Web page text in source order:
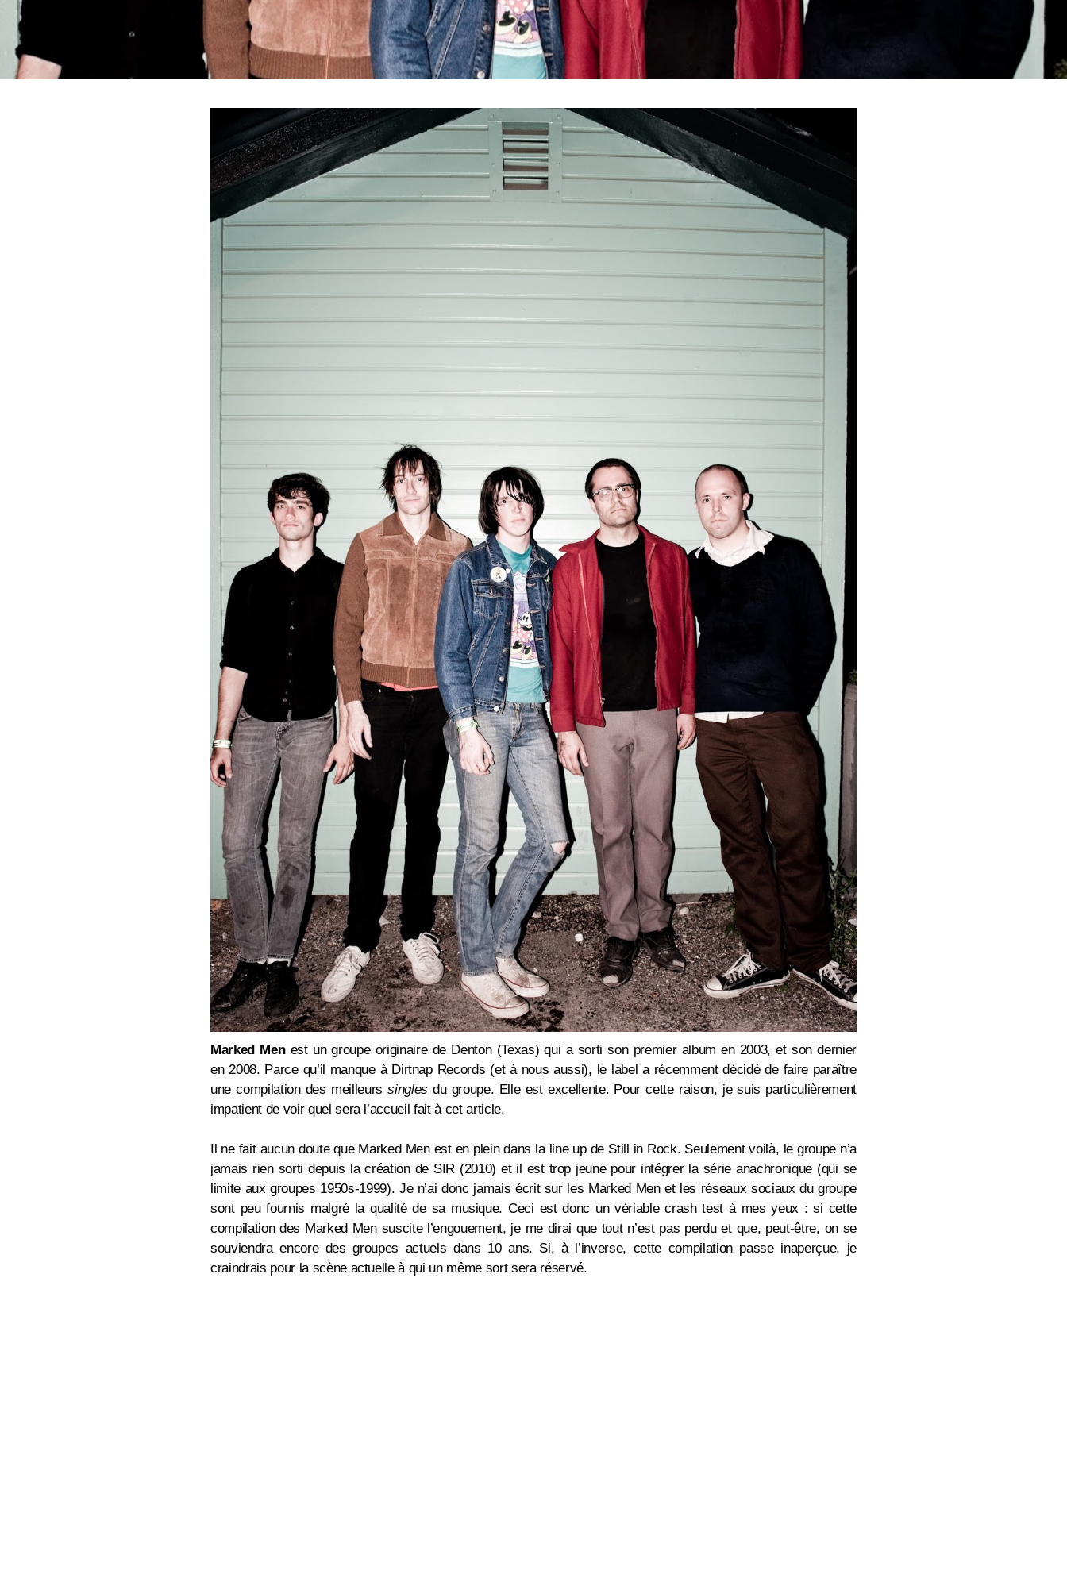
Marked Men est un groupe originaire de Denton (Texas) qui a sorti son premier album en 2003, et son dernier
en2008. Parce qu’il manque à Dirtnap Records (et à nous aussi), le label a récemment décidé de faire paraître
une compilation des meilleurssingles du groupe. Elle est excellente. Pour cette raison, je suis particulièrement
impatient de voir quel sera l’accueil fait à cet article.
Il ne fait aucun doute que Marked Men est en plein dans la line up de Still in Rock. Seulement voilà, le groupe n’a
jamais rien sorti depuis la création de SIR (2010) et il est trop jeune pour intégrer la série anachronique (qui se
limite aux groupes 1950s-1999). Je n’ai donc jamais écrit sur les Marked Men et les réseaux sociaux du groupe
sont peu fournis malgré la qualité de sa musique. Ceci est donc un vériable crash test à mes yeux : si cette
compilation des Marked Men suscite l’engouement, je me dirai que tout n’est pas perdu et que, peut-être, on se
souviendra encore des groupes actuels dans 10 ans. Si, à l’inverse, cette compilation passe inaperçue, je
craindrais pour la scène actuelle à qui un même sort sera réservé.